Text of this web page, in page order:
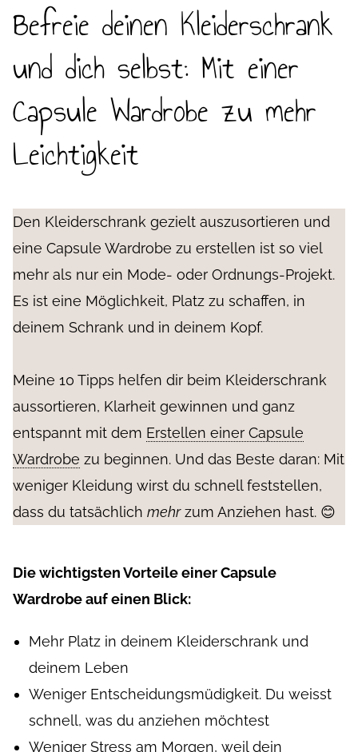
Befreie deinen Kleiderschrank
und dich selbst: Mit einer
Capsule Wardrobe zu mehr
Leichtigkeit
Den Kleiderschrank gezielt auszusortieren und
eine Capsule Wardrobe zu erstellen ist so viel
mehr als nur ein Mode- oder Ordnungs-Projekt.
Es ist eine Möglichkeit, Platz zu schaffen, in
deinem Schrank und in deinem Kopf.
Meine 10 Tipps helfen dir beim Kleiderschrank
aussortieren, Klarheit gewinnen und ganz
entspannt mit dem Erstellen einer Capsule
Wardrobe zu beginnen. Und das Beste daran: Mit
weniger Kleidung wirst du schnell feststellen,
dass du tatsächlich mehrzum Anziehen hast. 😊
Die wichtigsten Vorteile einer Capsule
Wardrobe auf einen Blick:
Mehr Platz in deinem Kleiderschrank und
deinem Leben
Weniger Entscheidungsmüdigkeit. Du weisst
schnell, was du anziehen möchtest
Weniger Stress am Morgen, weil dein